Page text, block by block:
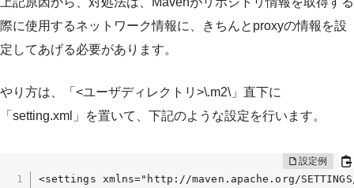
際に使用するネットワーク情報に、きちんとproxyの情報を設
定してあげる必要があります。
やり方は、「<ユーザディレクトリ>\.m2\」直下に
「setting.xml」を置いて、下記のような設定を行います。
<settings xmlns="http://maven.apache.org/